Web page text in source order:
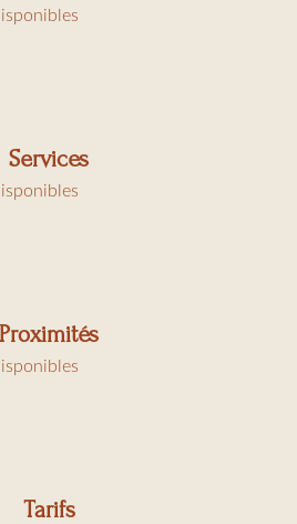
linge 80€ et taxe de séjour
Services
Proximités
Tarifs